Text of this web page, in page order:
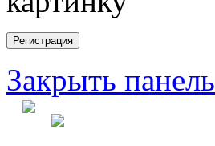
Закрыть панель